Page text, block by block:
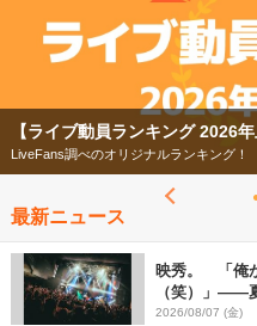
【ライブ動員ランキング 2026年
LiveFans調べのオリジナルランキング！
最新ニュース
映秀。 「俺
（笑）」――
ペシャルライ
2026/08/07 (金)